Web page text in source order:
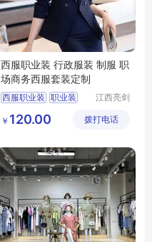
西服职业装 行政服装 制服 职
场商务西服套装定制
西服职业装 职业装
江西亮剑
公司
￥ 120.00 拨打电话